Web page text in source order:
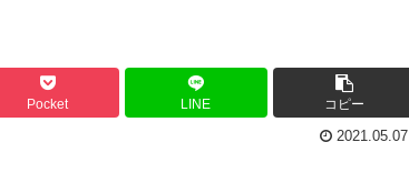
Pocket LINE コピー
2021.05.07